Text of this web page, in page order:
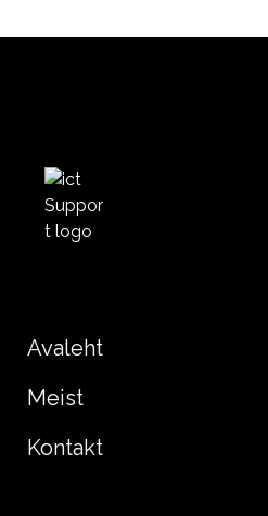
Avaleht
Meist
Kontakt